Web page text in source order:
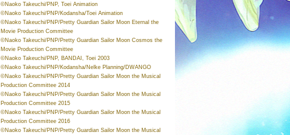
©Naoko Takeuchi/PNP, Toei Animation
©Naoko Takeuchi/PNP/Kodansha/Toei Animation
©Naoko Takeuchi/PNP/Pretty Guardian Sailor Moon Eternal the
Movie Production Committee
©Naoko Takeuchi/PNP/Pretty Guardian Sailor Moon Cosmos the
Movie Production Committee
©Naoko Takeuchi/PNP, BANDAI, Toei 2003
©Naoko Takeuchi/PNP/Kodansha/Nelke Planning/DWANGO
©Naoko Takeuchi/PNP/Pretty Guardian Sailor Moon the Musical
Production Committee 2014
©Naoko Takeuchi/PNP/Pretty Guardian Sailor Moon the Musical
Production Committee 2015
©Naoko Takeuchi/PNP/Pretty Guardian Sailor Moon the Musical
Production Committee 2016
©Naoko Takeuchi/PNP/Pretty Guardian Sailor Moon the Musical